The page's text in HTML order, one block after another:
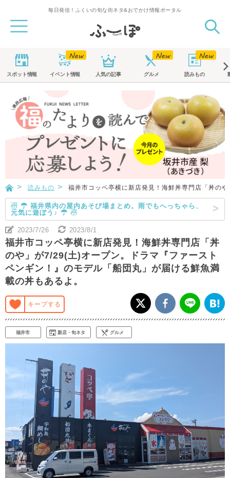
毎日発信！ふくいの旬な街ネタ&おでかけ情報ポータル
スポット情報 イベント情報 人気の記事 グルメ 読みもの
読みもの 福井市コッペ亭横に新店発見！海鮮丼専門店「丼の
☃ ☂ 福井県内の屋内あそび場まとめ。雨でもへっちゃら、
元気に遊ぼう♪ ☂ ☃
2023/7/26 2023/8/1
福井市コッペ亭横に新店発見！海鮮丼専門店「丼
のや」が7/29(土)オープン。ドラマ『ファースト
ペンギン！』のモデル「船団丸」が届ける鮮魚満
載の丼もあるよ。
キープする
福井市 新店・旬ネタ グルメ